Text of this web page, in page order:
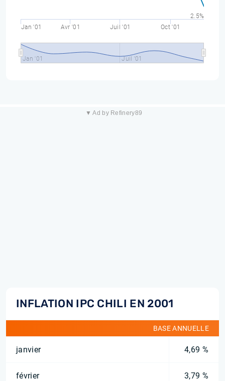
Jan '01 Avr '01 Juil '01 Oct '01
Jan '01 Juil '01
2.5%
▼ Ad by Refinery89
INFLATION IPC CHILI EN 2001
BASE ANNUELLE
janvier 4,69 %
février 3,79 %